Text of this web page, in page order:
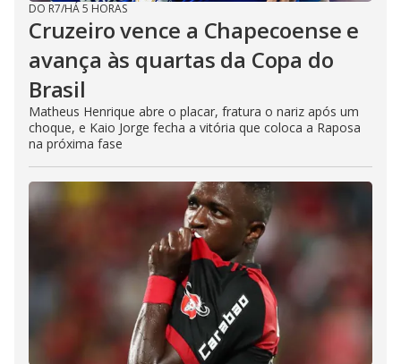
DO R7/HÁ 5 HORAS
Cruzeiro vence a Chapecoense e
avança às quartas da Copa do
Brasil
Matheus Henrique abre o placar, fratura o nariz após um
choque, e Kaio Jorge fecha a vitória que coloca a Raposa
na próxima fase